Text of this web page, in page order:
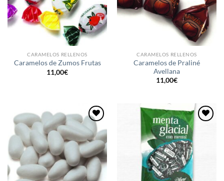
CARAMELOS RELLENOS
Caramelos de Zumos Frutas
11,00€
CARAMELOS RELLENOS
Caramelos de Praliné
Avellana
11,00€
Añadir
a la
lista de
deseos